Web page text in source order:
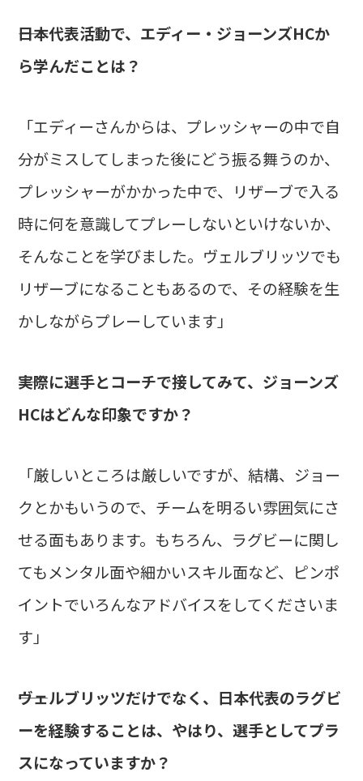
――日本代表活動で、エディー・ジョーンズHCか
ら学んだことは？
「エディーさんからは、プレッシャーの中で自
分がミスしてしまった後にどう振る舞うのか、
プレッシャーがかかった中で、リザーブで入る
時に何を意識してプレーしないといけないか、
そんなことを学びました。ヴェルブリッツでも
リザーブになることもあるので、その経験を生
かしながらプレーしています」
――実際に選手とコーチで接してみて、ジョーンズ
HCはどんな印象ですか？
「厳しいところは厳しいですが、結構、ジョー
クとかもいうので、チームを明るい雰囲気にさ
せる面もあります。もちろん、ラグビーに関し
てもメンタル面や細かいスキル面など、ピンポ
イントでいろんなアドバイスをしてくださいま
す」
――ヴェルブリッツだけでなく、日本代表のラグビ
ーを経験することは、やはり、選手としてプラ
スになっていますか？